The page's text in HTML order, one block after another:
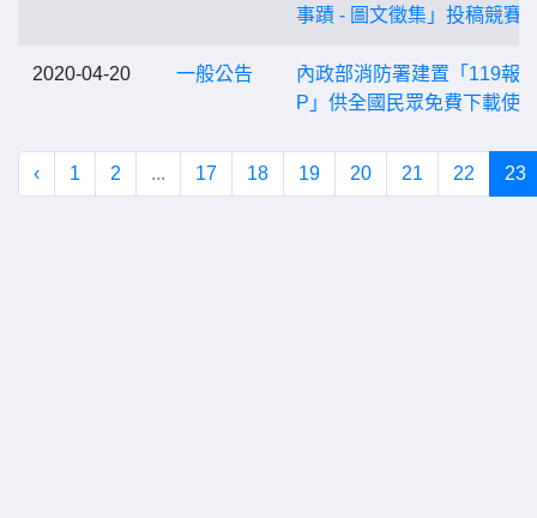
事蹟 - 圖文徵集」投稿競賽
2020-04-20 一般公告
內政部消防署建置「119報
P」供全國民眾免費下載使
‹ 1 2 ... 17 18 19 20 21 22 23